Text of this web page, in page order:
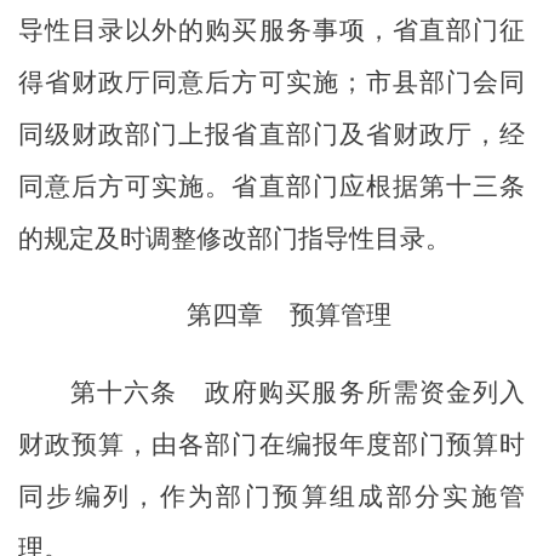
导性 目录 以外的购买服务事项， 省直部门征
得省财政厅同意后方可实施；市县部门会同
同级财政部门上报省直部门 及省财政厅，经
同意后方可实施。省直部门应根据第十三条
的规定及时调整修改部门指导性目录。
第四章 预算管理
第十六条
政府购买服务所需资金列入
财政预算，由各部门在编报年度部门预算时
同步编列，作为部门预算组成部分实施管
理。